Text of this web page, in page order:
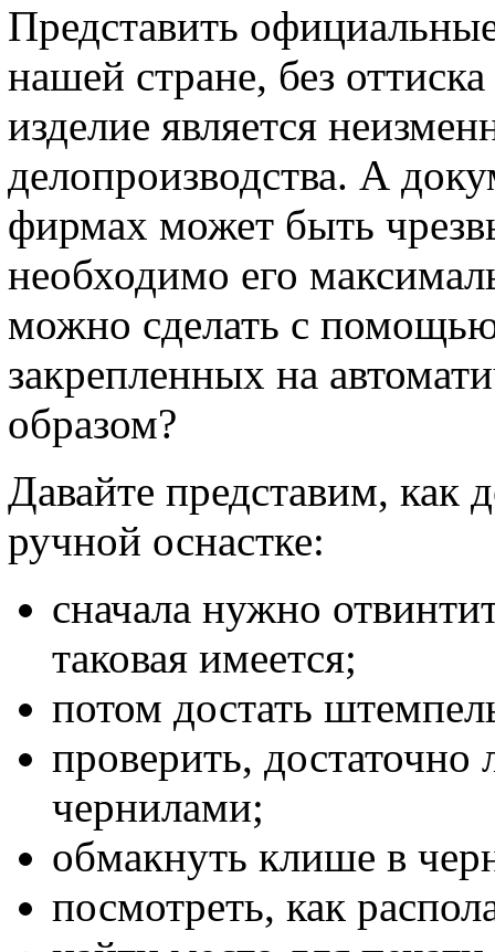
Представить
нашей стране, без
изделие является
делопроизводства. А
фирмах может быть
необходимо его
можно сделать с
закрепленных на
образом?
Давайте представим, как
ручной оснастке:
сначала нужно
таковая имеется;
потом достать
проверить,
чернилами;
обмакнуть клише в
посмотреть, как